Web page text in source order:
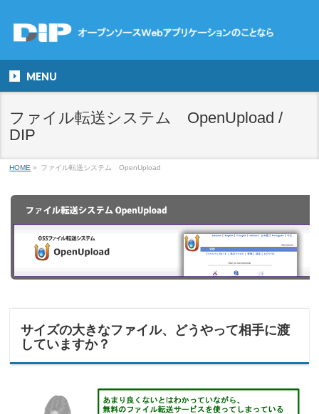
MENU
ファイル転送システム OpenUpload /
DIP
HOME » ファイル転送システム OpenUpload
サイズの大きなファイル、どうやって相手に渡
していますか？